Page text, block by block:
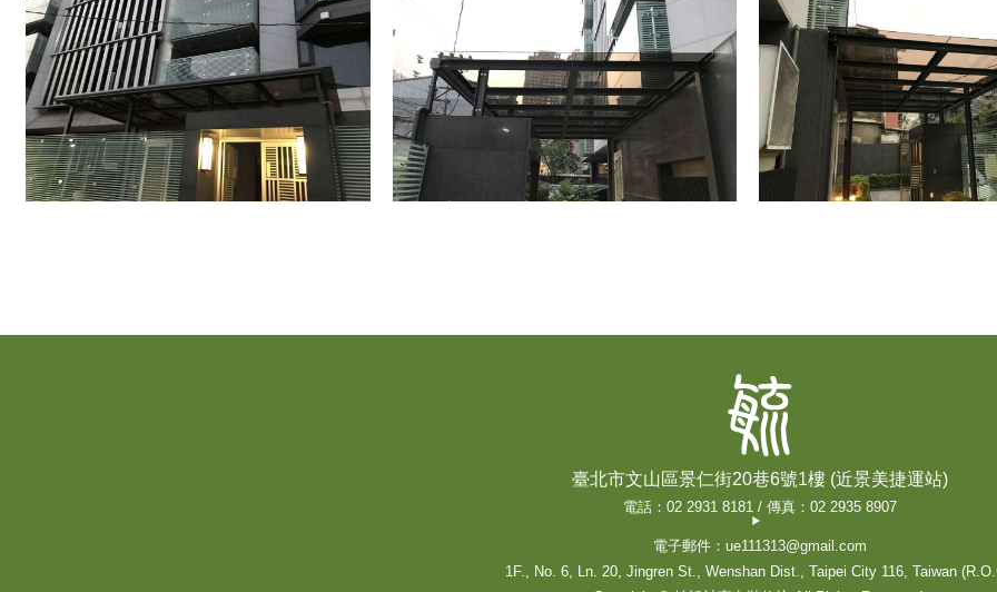
臺北市文山區景仁街20巷6號1樓 (近景美捷運站)
電話：02 2931 8181 / 傳真：02 2935 8907
電子郵件：ue111313@gmail.com
1F., No. 6, Ln. 20, Jingren St., Wenshan Dist., Taipei City 116, Taiwan